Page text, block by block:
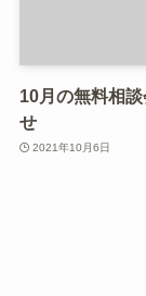
10月の無料相
せ
2021年10月6日